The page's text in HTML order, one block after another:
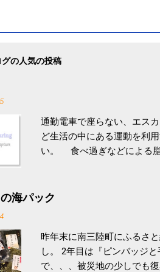
グの人気の投稿
通勤電車で座らない、エス
ど生活の中にある運動を利
い。 食べ過ぎなどによる脂
ル性脂肪性肝疾患。体重は
続けることが有用」として
海パック
昨年末に南三陸町にふるさ
し。 2年目は『ピンバッジ
で、、、被災地の少しでも